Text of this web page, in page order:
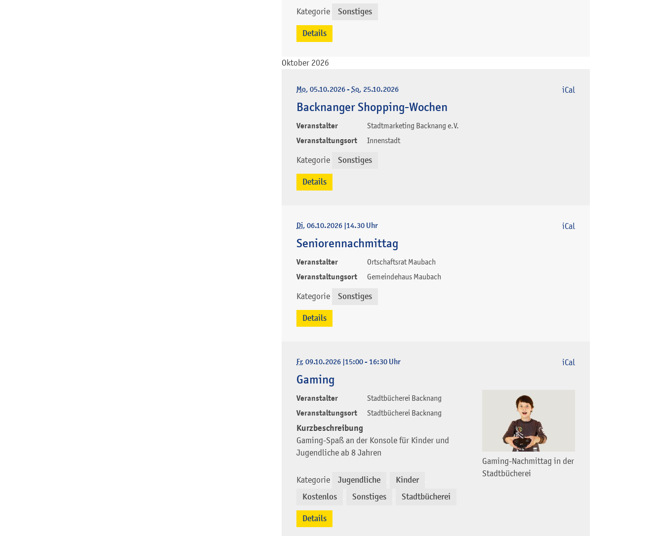
Kategorie Sonstiges
Details
Oktober 2026
Mo, 05.10.2026-So, 25.10.2026
Backnanger Shopping-Wochen
Veranstalter Stadtmarketing Backnang e.V.
Veranstaltungsort Innenstadt
Kategorie Sonstiges
iCal
Details
Di, 06.10.2026 |14.30 Uhr
Seniorennachmittag
Veranstalter Ortschaftsrat Maubach
Veranstaltungsort Gemeindehaus Maubach
Kategorie Sonstiges
iCal
Details
Fr, 09.10.2026 |15:00 - 16:30 Uhr
Gaming
Gaming-Nachmittag in der
Stadtbücherei
Veranstalter Stadtbücherei Backnang
Veranstaltungsort Stadtbücherei Backnang
Kurzbeschreibung
Gaming-Spaß an der Konsole für Kinder und
Jugendliche ab 8 Jahren
Kategorie Jugendliche Kinder
Kostenlos Sonstiges Stadtbücherei
iCal
Details